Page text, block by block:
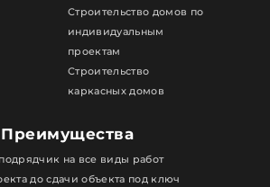
Строительство домов по
индивидуальным
проектам
Строительство
каркасных домов
Преимущества
на все виды работ
до сдачи объекта под ключ